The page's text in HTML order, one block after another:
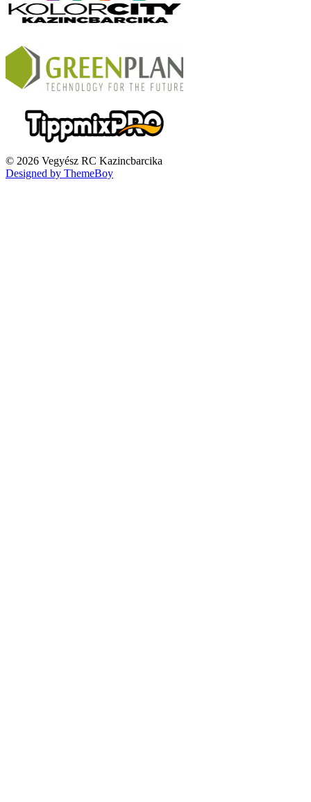
© 2026 Vegyész RC Kazincbarcika
Designed by ThemeBoy